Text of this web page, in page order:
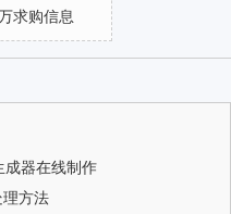
求购信息
器在线制作
方法